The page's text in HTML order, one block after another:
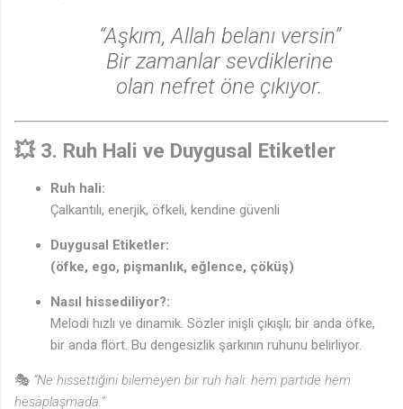
“Aşkım, Allah belanı versin”
Bir zamanlar sevdiklerine
olan nefret öne çıkıyor.
💥 3. Ruh Hali ve Duygusal Etiketler
Ruh hali:
Çalkantılı, enerjik, öfkeli, kendine güvenli
Duygusal Etiketler:
(öfke, ego, pişmanlık, eğlence, çöküş)
Nasıl hissediliyor?:
Melodi hızlı ve dinamik. Sözler inişli çıkışlı; bir anda öfke,
bir anda flört. Bu dengesizlik şarkının ruhunu belirliyor.
🎭 “Ne hissettiğini bilemeyen bir ruh hali: hem partide hem
hesaplaşmada.”